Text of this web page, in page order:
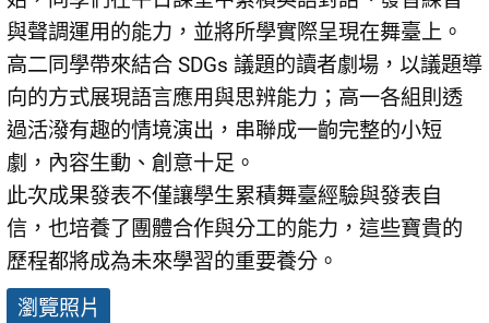
與聲調運用的能力，並將所學實際呈現在舞臺上。
高二同學帶來結合 SDGs 議題的讀者劇場，以議題導
向的方式展現語言應用與思辨能力；高一各組則透
過活潑有趣的情境演出，串聯成一齣完整的小短
劇，內容生動、創意十足。
此次成果發表不僅讓學生累積舞臺經驗與發表自
信，也培養了團體合作與分工的能力，這些寶貴的
歷程都將成為未來學習的重要養分。
瀏覽照片